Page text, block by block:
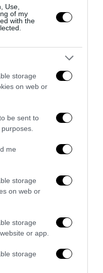
Use,
of my
with the
storage
on web or
be sent to
me
storage
on web or
storage
or app.
storage
da odiare persino il